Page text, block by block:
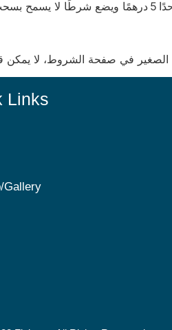
Links
Gallery